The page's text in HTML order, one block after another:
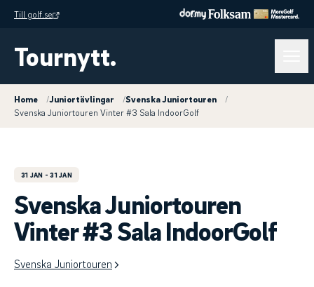
Till golf.se
Tournytt.
Home /Juniortävlingar /Svenska Juniortouren
/
Svenska Juniortouren Vinter #3 Sala IndoorGolf
31 JAN - 31 JAN
Svenska Juniortouren
Vinter #3 Sala IndoorGolf
Svenska Juniortouren